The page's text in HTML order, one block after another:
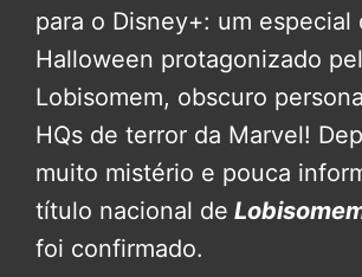
para o Disney+: um especial
Halloween protagonizado
Lobisomem, obscuro
HQs de terror da Marvel!
muito mistério e pouca
título nacional de
foi confirmado.